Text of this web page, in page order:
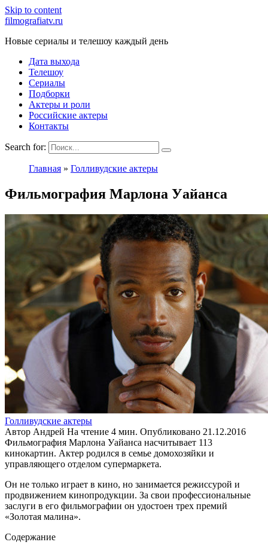
Skip to content
filmografiatv.ru
Новые сериалы и телешоу каждый день
Дата выхода
Телешоу
Сериалы
Подборки
Актеры и роли
Российские актеры
Контакты
Search for:
Главная » Голливудские актеры
Фильмография Марлона Уайанса
Голливудские актеры
Автор Андрей На чтение 4 мин. Опубликовано 21.12.2016
Фильмография Марлона Уайанса насчитывает 113
кинокартин. Актер родился в семье домохозяйки и
управляющего отделом супермаркета.
Он не только играет в кино, но занимается режиссурой и
продвижением кинопродукции. За свои профессиональные
заслуги в его фильмографии он удостоен трех премий
«Золотая малина».
Содержание